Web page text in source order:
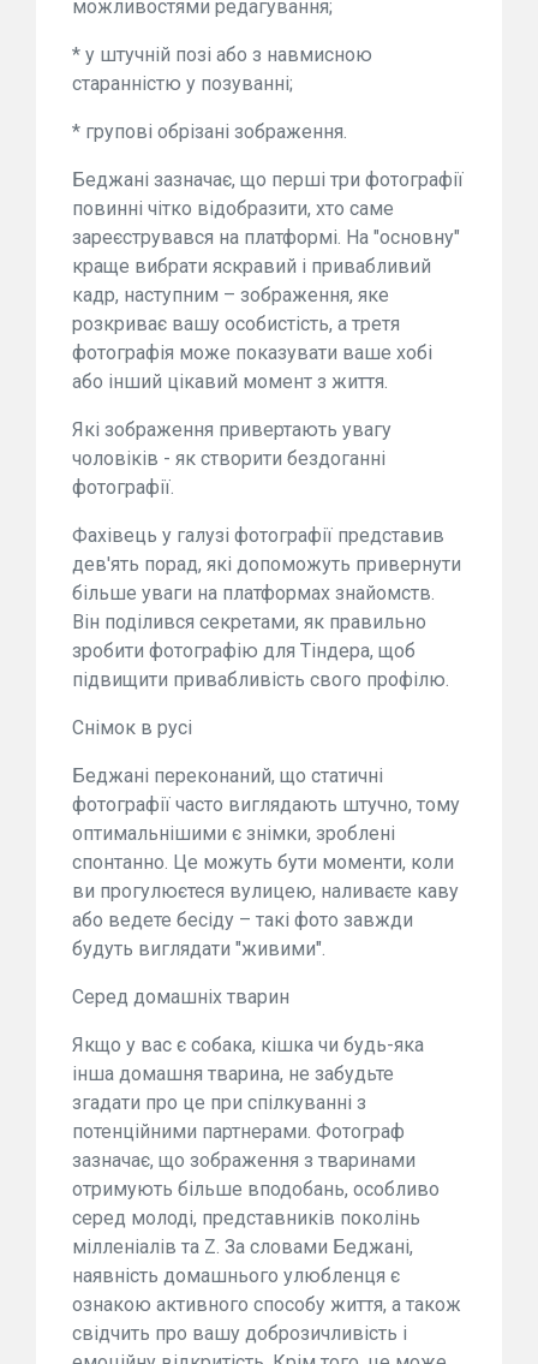
можливостями редагування;
* у штучній позі або з навмисною
старанністю у позуванні;
* групові обрізані зображення.
Беджані зазначає, що перші три фотографії
повинні чітко відобразити, хто саме
зареєструвався на платформі. На "основну"
краще вибрати яскравий і привабливий
кадр, наступним – зображення, яке
розкриває вашу особистість, а третя
фотографія може показувати ваше хобі
або інший цікавий момент з життя.
Які зображення привертають увагу
чоловіків - як створити бездоганні
фотографії.
Фахівець у галузі фотографії представив
дев'ять порад, які допоможуть привернути
більше уваги на платформах знайомств.
Він поділився секретами, як правильно
зробити фотографію для Тіндера, щоб
підвищити привабливість свого профілю.
Снімок в русі
Беджані переконаний, що статичні
фотографії часто виглядають штучно, тому
оптимальнішими є знімки, зроблені
спонтанно. Це можуть бути моменти, коли
ви прогулюєтеся вулицею, наливаєте каву
або ведете бесіду – такі фото завжди
будуть виглядати "живими".
Серед домашніх тварин
Якщо у вас є собака, кішка чи будь-яка
інша домашня тварина, не забудьте
згадати про це при спілкуванні з
потенційними партнерами. Фотограф
зазначає, що зображення з тваринами
отримують більше вподобань, особливо
серед молоді, представників поколінь
мілленіалів та Z. За словами Беджані,
наявність домашнього улюбленця є
ознакою активного способу життя, а також
свідчить про вашу доброзичливість і